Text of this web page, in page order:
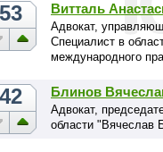
53 Витталь
Адвокат,
Специалист в
международного
42 Блинов
Адвокат,
области "Вячеслав